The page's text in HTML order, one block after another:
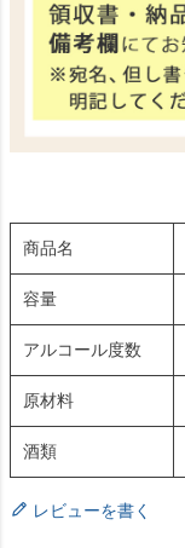
商品名
容量
アルコール度数
原材料
酒類
レビューを書く